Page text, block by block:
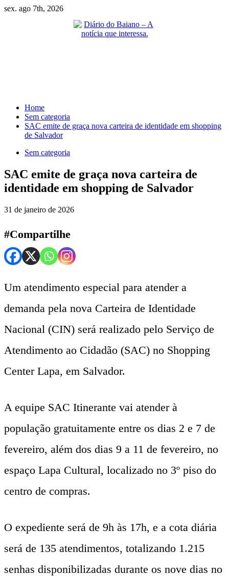
Skip
sex. ago 7th, 2026
Home
Sem categoria
SAC emite de graça nova carteira de identidade em shopping
de Salvador
Sem categoria
SAC emite de graça nova carteira de
identidade em shopping de Salvador
31 de janeiro de 2026
#Compartilhe
Um atendimento especial para atender a
demanda pela nova Carteira de Identidade
Nacional (CIN) será realizado pelo Serviço de
Atendimento ao Cidadão (SAC) no Shopping
Center Lapa, em Salvador.
A equipe SAC Itinerante vai atender à
população gratuitamente entre os dias 2 e 7 de
fevereiro, além dos dias 9 a 11 de fevereiro, no
espaço Lapa Cultural, localizado no 3º piso do
centro de compras.
O expediente será de 9h às 17h, e a cota diária
será de 135 atendimentos, totalizando 1.215
senhas disponibilizadas durante os nove dias no